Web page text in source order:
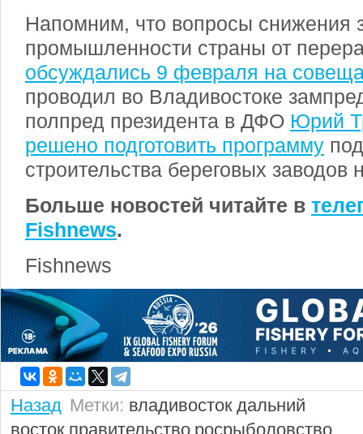
Напомним, что вопросы снижения
промышленности страны от
обсуждались 9 февраля на
проводил во Владивостоке
полпред президента в ДФО Юрий
решено подготовить программу
строительства береговых
Больше новостей читайте в
Fishnews.
Fishnews
Назад Метки: владивосток дальний
восток правительство росрыболовство